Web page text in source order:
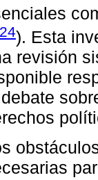
). Esta
revisión